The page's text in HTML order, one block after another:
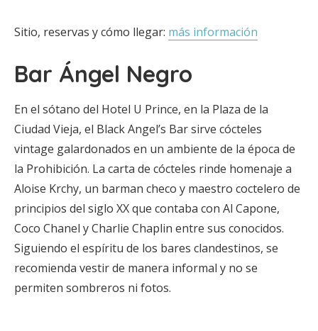
Sitio, reservas y cómo llegar: más información
Bar Ángel Negro
En el sótano del Hotel U Prince, en la Plaza de la
Ciudad Vieja, el Black Angel’s Bar sirve cócteles
vintage galardonados en un ambiente de la época de
la Prohibición. La carta de cócteles rinde homenaje a
Aloise Krchy, un barman checo y maestro coctelero de
principios del siglo XX que contaba con Al Capone,
Coco Chanel y Charlie Chaplin entre sus conocidos.
Siguiendo el espíritu de los bares clandestinos, se
recomienda vestir de manera informal y no se
permiten sombreros ni fotos.